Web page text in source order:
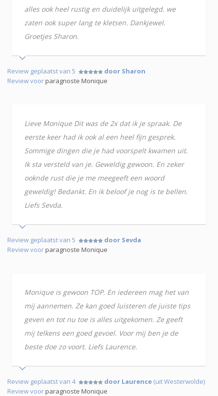
alles ook heel rustig en duidelijk uitgelegd. we
zaten ook super lang te kletsen. Dankjewel.
Groetjes Sharon.
Review geplaatst van 5
door Sharon
Review voorparagnoste Monique
Lieve Monique Dit was de 2x dat ik je spraak. De
eerste keer had ik ook al een heel fijn gesprek.
Sommige dingen die je had voorspelt kwamen uit.
Ik sta versteld van je. Geweldig gewoon. En zeker
ooknde rust die je me meegeeft een woord
geweldig! Bedankt. En ik beloof je nog is te bellen.
Liefs Sevda.
Review geplaatst van 5
door Sevda
Review voorparagnoste Monique
Monique is gewoon TOP. En iedereen mag het van
mij aannemen. Ze kan goed luisteren de juiste tips
geven en tot nu toe is alles uitgekomen. Ze geeft
mij telkens een goed gevoel. Voor mij ben je de
beste doe zo voort. Liefs Laurence.
Review geplaatst van 4 door Laurence (uit Westerwolde)
Review voorparagnoste Monique